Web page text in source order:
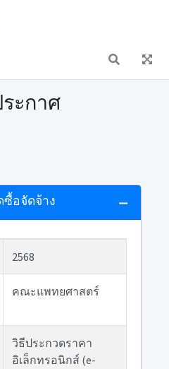
ะกาศ
ซื้อจัดจ้าง
2568
คณะแพทยศาสตร์
วิธีประกวดราคา
อิเล็กทรอนิกส์ (e-